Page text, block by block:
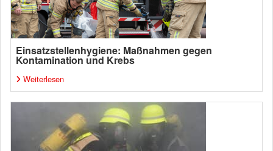
Einsatzstellenhygiene: Maßnahmen gegen
Kontamination und Krebs
Weiterlesen